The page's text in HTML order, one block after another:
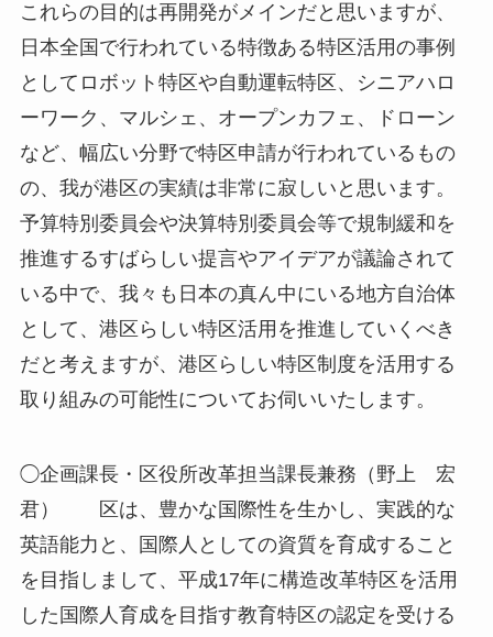
これらの目的は再開発がメインだと思いますが、
日本全国で行われている特徴ある特区活用の事例
としてロボット特区や自動運転特区、シニアハロ
ーワーク、マルシェ、オープンカフェ、ドローン
など、幅広い分野で特区申請が行われているもの
の、我が港区の実績は非常に寂しいと思います。
予算特別委員会や決算特別委員会等で規制緩和を
推進するすばらしい提言やアイデアが議論されて
いる中で、我々も日本の真ん中にいる地方自治体
として、港区らしい特区活用を推進していくべき
だと考えますが、港区らしい特区制度を活用する
取り組みの可能性についてお伺いいたします。
◯企画課長・区役所改革担当課長兼務（野上 宏
君） 区は、豊かな国際性を生かし、実践的な
英語能力と、国際人としての資質を育成すること
を目指しまして、平成17年に構造改革特区を活用
した国際人育成を目指す教育特区の認定を受ける